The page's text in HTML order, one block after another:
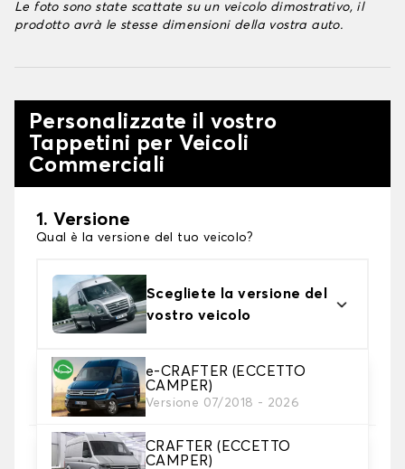
Le foto sono state scattate su un veicolo dimostrativo, il
prodotto avrà le stesse dimensioni della vostra auto.
Personalizzate il vostro
Tappetini per Veicoli
Commerciali
1. Versione
Qual è la versione del tuo veicolo?
Scegliete la versione del
vostro veicolo
e-CRAFTER (ECCETTO
CAMPER)
Versione 07/2018 - 2026
CRAFTER (ECCETTO
CAMPER)
2. Materiale
Scegli il materiale del tappetini auto
3. Set di tappetini